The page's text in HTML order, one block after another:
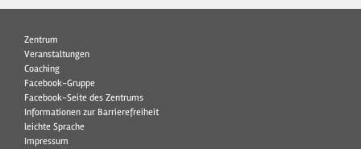
Zentrum
Veranstaltungen
Coaching
Facebook-Gruppe
Facebook-Seite des Zentrums
Informationen zur Barrierefreiheit
leichte Sprache
Impressum